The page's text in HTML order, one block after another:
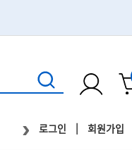
직배송
› 로그인 | 회원가입